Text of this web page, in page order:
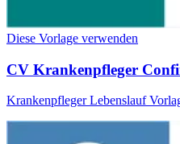
Diese Vorlage verwenden
CV Krankenpfleger
Krankenpfleger Lebenslauf